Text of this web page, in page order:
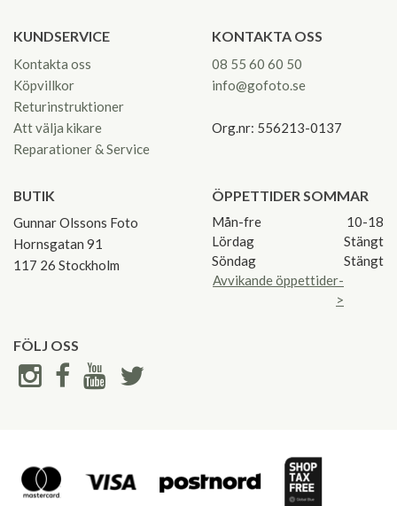
KUNDSERVICE
Kontakta oss
Köpvillkor
Returinstruktioner
Att välja kikare
Reparationer & Service
KONTAKTA OSS
08 55 60 60 50
info@gofoto.se
Org.nr: 556213-0137
BUTIK
Gunnar Olssons Foto
Hornsgatan 91
117 26 Stockholm
ÖPPETTIDER SOMMAR
Mån-fre
10-18
Lördag
Stängt
Söndag
Stängt
Avvikande öppettider-
>
FÖLJ OSS